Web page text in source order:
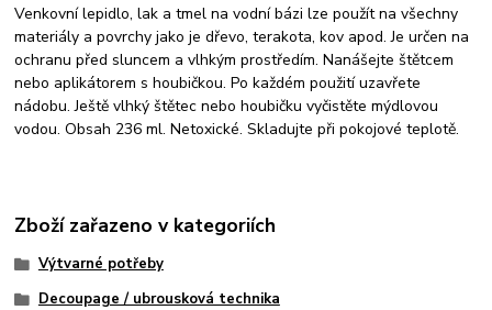
Venkovní lepidlo, lak a tmel na vodní bázi lze použít na všechny
materiály a povrchy jako je dřevo, terakota, kov apod. Je určen na
ochranu před sluncem a vlhkým prostředím. Nanášejte štětcem
nebo aplikátorem s houbičkou. Po každém použití uzavřete
nádobu. Ještě vlhký štětec nebo houbičku vyčistěte mýdlovou
vodou. Obsah 236 ml. Netoxické. Skladujte při pokojové teplotě.
Zboží zařazeno v kategoriích
Výtvarné potřeby
Decoupage / ubrousková technika